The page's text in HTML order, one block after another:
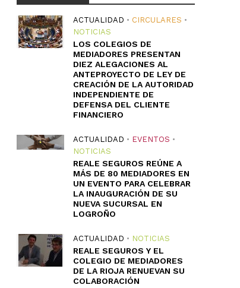
ACTUALIDAD • CIRCULARES •
NOTICIAS
LOS COLEGIOS DE
MEDIADORES PRESENTAN
DIEZ ALEGACIONES AL
ANTEPROYECTO DE LEY DE
CREACIÓN DE LA AUTORIDAD
INDEPENDIENTE DE
DEFENSA DEL CLIENTE
FINANCIERO
ACTUALIDAD • EVENTOS •
NOTICIAS
REALE SEGUROS REÚNE A
MÁS DE 80 MEDIADORES EN
UN EVENTO PARA CELEBRAR
LA INAUGURACIÓN DE SU
NUEVA SUCURSAL EN
LOGROÑO
ACTUALIDAD • NOTICIAS
REALE SEGUROS Y EL
COLEGIO DE MEDIADORES
DE LA RIOJA RENUEVAN SU
COLABORACIÓN